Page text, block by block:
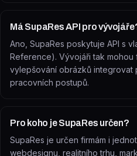
Má SupaRes API pro
Ano, SupaRes poskytuje API s
Reference). Vývojáři tak mohou
vylepšování obrázků integrovat
pracovních postupů.
Pro koho je SupaRes určen?
SupaRes je určen firmám i
webdesignu, realitního trhu,